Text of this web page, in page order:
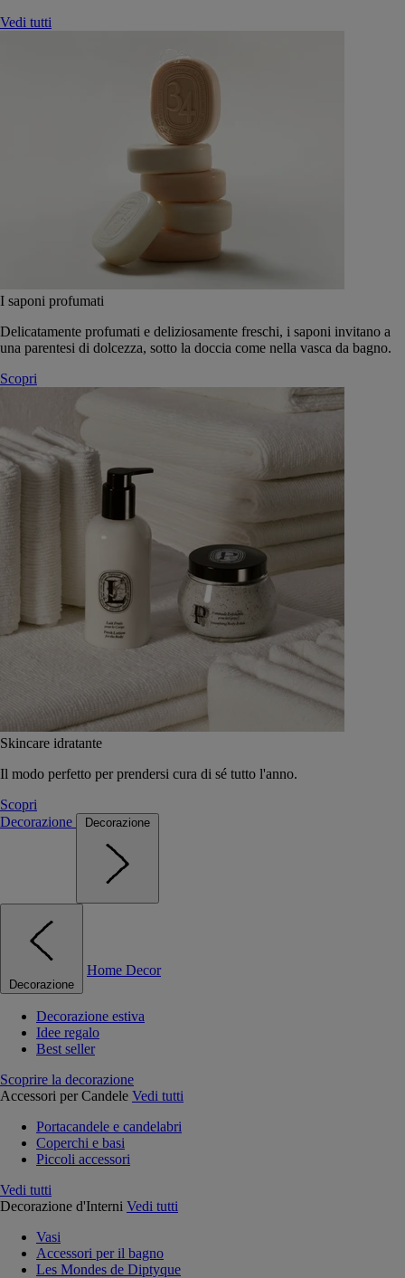
Vedi tutti
I saponi profumati
Delicatamente profumati e deliziosamente freschi, i saponi invitano a
una parentesi di dolcezza, sotto la doccia come nella vasca da bagno.
Scopri
Skincare idratante
Il modo perfetto per prendersi cura di sé tutto l'anno.
Scopri
Decorazione
Decorazione
Decorazione
Home Decor
Decorazione estiva
Idee regalo
Best seller
Scoprire la decorazione
Accessori per Candele Vedi tutti
Portacandele e candelabri
Coperchi e basi
Piccoli accessori
Vedi tutti
Decorazione d'Interni Vedi tutti
Vasi
Accessori per il bagno
Les Mondes de Diptyque